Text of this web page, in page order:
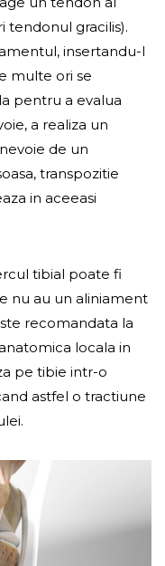
tendonul gracilis).
insertandu-l
multe ori se
pentru a evalua
a realiza un
de un
transpozitie
in aceeasi
tibial poate fi
nu au un aliniament
recomandata la
locala in
pe tibie intr-o
astfel o tractiune